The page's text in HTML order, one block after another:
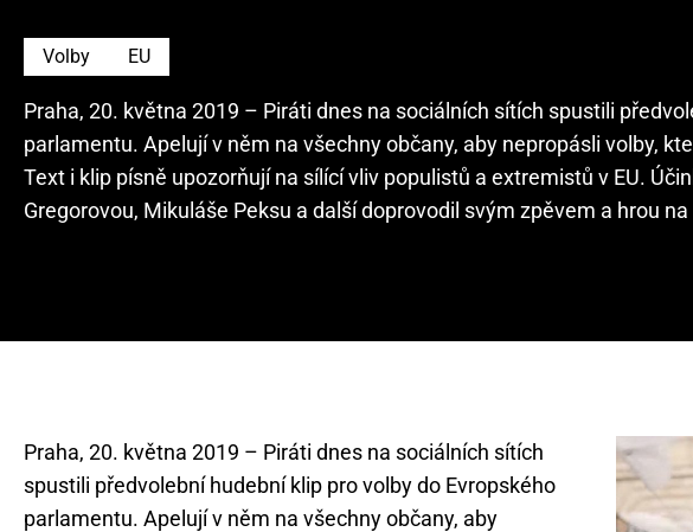
Volby EU
Praha, 20. května 2019 – Piráti dnes na sociálních sítích spustili
parlamentu. Apelují v něm na všechny občany, aby nepropásli volby,
Text i klip písně upozorňují na sílící vliv populistů a extremistů v EU.
Gregorovou, Mikuláše Peksu a další doprovodil svým zpěvem a hrou
Praha, 20. května 2019 – Piráti dnes na sociálních sítích
spustili předvolební hudební klip pro volby do Evropského
parlamentu. Apelují v něm na všechny občany, aby